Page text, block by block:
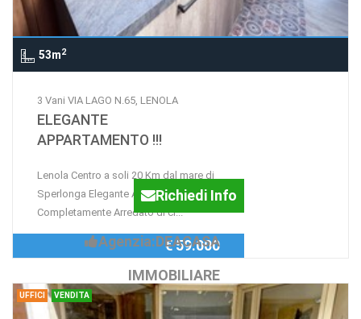
53m2
3 Vani VIA LAGO N.65, LENOLA
ELEGANTE
APPARTAMENTO !!!
Lenola Centro a soli 20 Km dal mare di
Sperlonga Elegante Appartamento
Completamente Arredato di ci...
Richiedi Info
Agenzia:DEACASA
IMMOBILIARE
€ 59.000
UFFICI VENDITA